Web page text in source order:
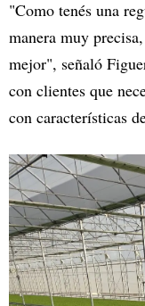
"Como tenés una
manera muy
mejor", señaló
con clientes que
con características